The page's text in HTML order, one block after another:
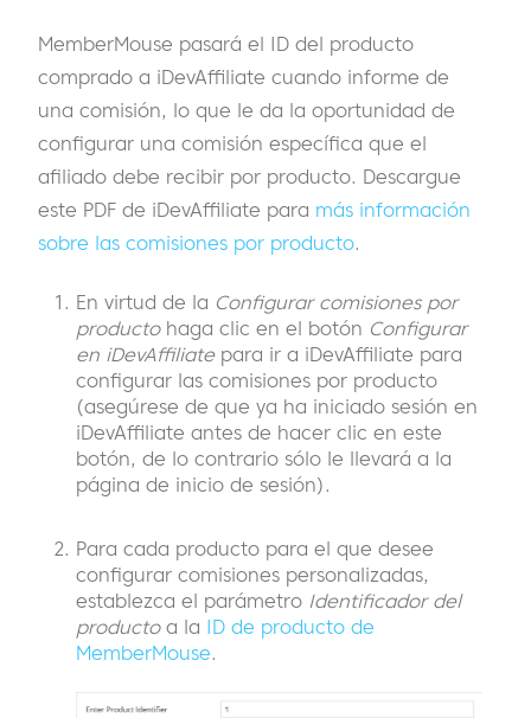
MemberMouse pasará el ID del producto
comprado a iDevAffiliate cuando informe de
una comisión, lo que le da la oportunidad de
configurar una comisión específica que el
afiliado debe recibir por producto. Descargue
este PDF de iDevAffiliate para más información
sobre las comisiones por producto.
En virtud de la Configurar comisiones por
productohaga clic en el botón Configurar
en iDevAffiliatepara ir a iDevAffiliate para
configurar las comisiones por producto
(asegúrese de que ya ha iniciado sesión en
iDevAffiliate antes de hacer clic en este
botón, de lo contrario sólo le llevará a la
página de inicio de sesión).
Para cada producto para el que desee
configurar comisiones personalizadas,
establezca el parámetro Identificador del
productoa la ID de producto de
MemberMouse.